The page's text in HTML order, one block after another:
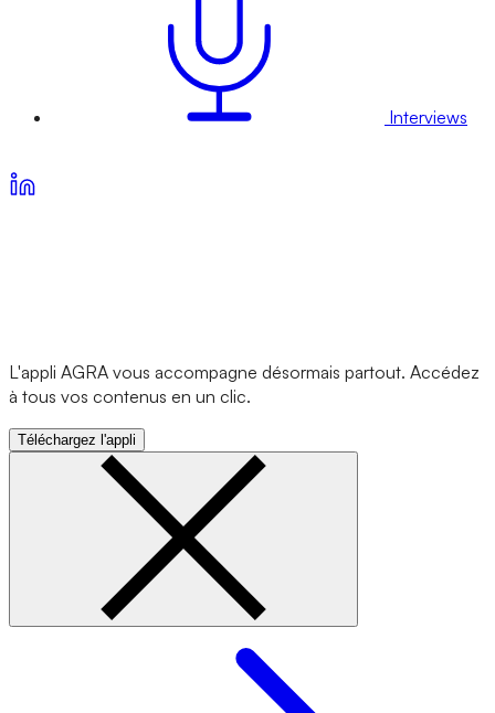
Interviews
L'appli AGRA vous accompagne désormais partout. Accédez
à tous vos contenus en un clic.
Téléchargez l'appli